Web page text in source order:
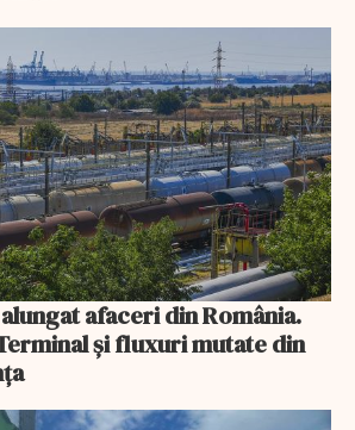
afaceri din România.
și fluxuri mutate din